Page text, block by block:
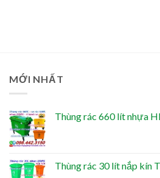
MỚI NHẤT
Thùng rác 660 lít nhựa
Thùng rác 30 lít nắp kín